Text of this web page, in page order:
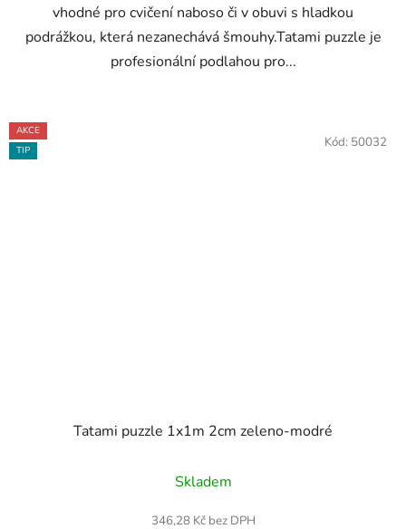
vhodné pro cvičení naboso či v obuvi s hladkou
podrážkou, která nezanechává šmouhy.Tatami puzzle je
profesionální podlahou pro...
AKCE
TIP
Tatami puzzle 1x1m 2cm zeleno-modré
hodnocení
produktu
Skladem
346,28 Kč bez DPH
Kód: 50032